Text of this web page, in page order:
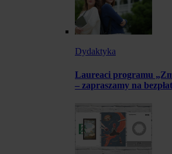
Dydaktyka
Laureaci programu
– zapraszamy na